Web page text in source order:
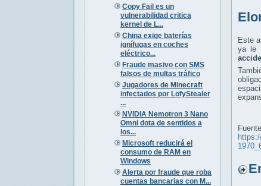
Copy Fail es un
vulnerabilidad critica
kernel de L...
China exige baterías
ignífugas en coches
eléctrico...
Fraude masivo con SMS
falsos de multas tráfico
Jugadores de Minecraft
infectados por LofyStealer
...
NVIDIA Nemotron 3 Nano
Omni dota de sentidos a
los...
Microsoft reducirá el
consumo de RAM en
Windows
Alerta por fraude que roba
cuentas bancarias con M...
Este
ya le